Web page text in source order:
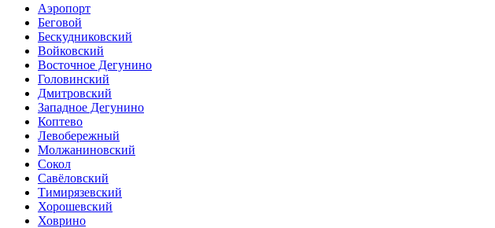
Аэропорт
Беговой
Бескудниковский
Войковский
Восточное Дегунино
Головинский
Дмитровский
Западное Дегунино
Коптево
Левобережный
Молжаниновский
Сокол
Савёловский
Тимирязевский
Хорошевский
Ховрино